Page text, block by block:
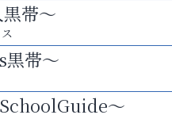
帯～
黒帯～
～